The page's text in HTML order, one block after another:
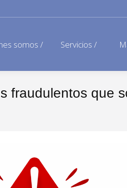
somos / Servicios /
fraudulentos que